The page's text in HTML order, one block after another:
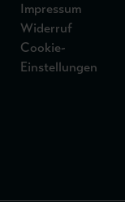
Impressum
Widerruf
Cookie-
Einstellungen